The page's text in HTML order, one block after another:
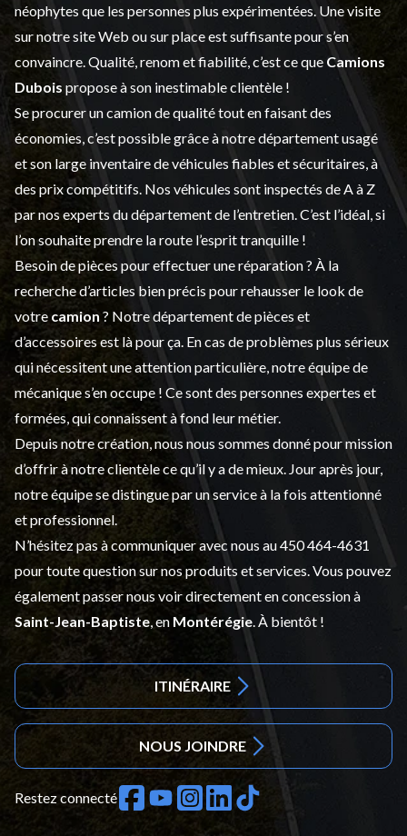
néophytes que les personnes plus expérimentées. Une visite
sur notre site Web ou sur place est suffisante pour s’en
convaincre. Qualité, renom et fiabilité, c’est ce que Camions
Dubois propose à son inestimable clientèle !
Se procurer un camion de qualité tout en faisant des
économies, c’est possible grâce à notredépartement usagé
et son large inventaire de véhicules fiables et sécuritaires, à
des prix compétitifs. Nos véhicules sont inspectés de A à Z
par nos experts du département de l’entretien . C’est l’idéal, si
l’on souhaite prendre la route l’esprit tranquille !
Besoin de pièces pour effectuer une réparation ? À la
recherche d’articles bien précis pour rehausser le look de
votre camion ? Notre département depièces et
d’accessoiresest là pour ça. En cas de problèmes plus sérieux
qui nécessitent une attention particulière, notre équipe de
mécanique s’en occupe ! Ce sont des personnes expertes et
formées, qui connaissent à fond leur métier.
Depuis notre création, nous nous sommes donné pour mission
d’offrir à notre clientèle ce qu’il y a de mieux. Jour après jour,
notre équipe se distingue par un service à la fois attentionné
et professionnel.
N’hésitez pas à communiquer avec nous au450 464-4631
pour toute question sur nos produits et services. Vous pouvez
également passer nous voir directement en concession à
Saint-Jean-Baptiste , en Montérégie . À bientôt !
ITINÉRAIRE
NOUS JOINDRE
Restez connecté